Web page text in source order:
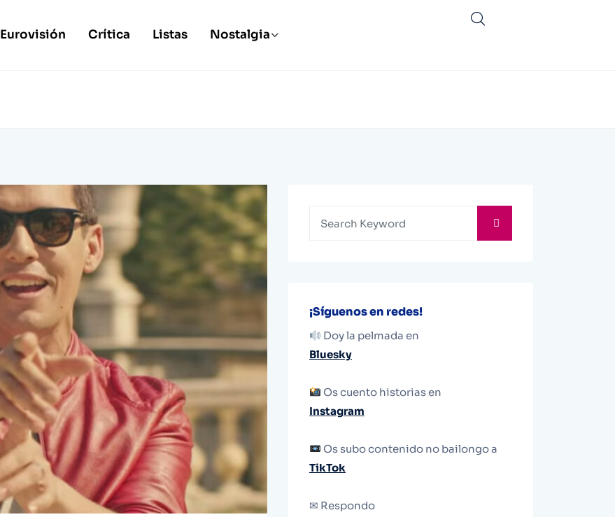
Eurovisión Crítica Listas Nostalgia
¡Síguenos en redes!
Doy la pelmada en
Bluesky
Os cuento historias en
Instagram
Os subo contenido no bailongo a
TikTok
✉ Respondo